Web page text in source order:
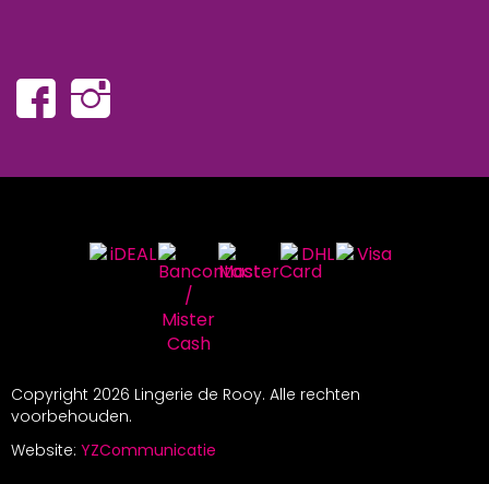
Copyright 2026 Lingerie de Rooy. Alle rechten
voorbehouden.
Website: YZCommunicatie